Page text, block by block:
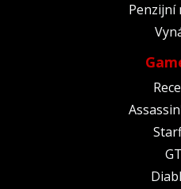
Penzijní